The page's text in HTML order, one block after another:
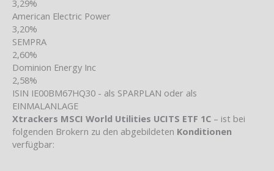
3,29%
American Electric Power
3,20%
SEMPRA
2,60%
Dominion Energy Inc
2,58%
ISIN IE00BM67HQ30 - als SPARPLAN oder als
EINMALANLAGE
Xtrackers MSCI World Utilities UCITS ETF 1C – ist bei
folgenden Brokern zu den abgebildeten Konditionen
verfügbar: